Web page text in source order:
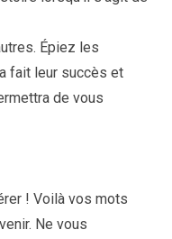
Épiez les
fait leur succès et
de vous
! Voilà vos mots
Ne vous